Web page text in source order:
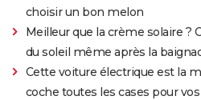
choisir un bon melon
Meilleur que la crème solaire ?
du soleil même après la
Cette voiture électrique est la
coche toutes les cases pour